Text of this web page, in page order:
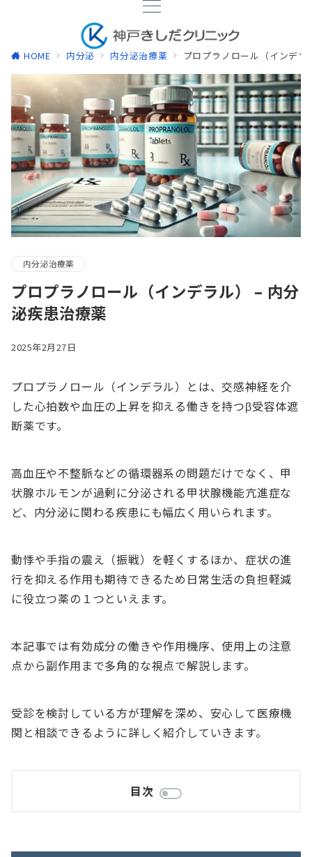
HOME 内分泌 内分泌治療薬 プロプラノロール（インデ
内分泌治療薬
プロプラノロール（インデラル） – 内分
泌疾患治療薬
2025年2月27日
プロプラノロール（インデラル）とは、交感神経を介
した心拍数や血圧の上昇を抑える働きを持つβ受容体遮
断薬です。
高血圧や不整脈などの循環器系の問題だけでなく、甲
状腺ホルモンが過剰に分泌される甲状腺機能亢進症な
ど、内分泌に関わる疾患にも幅広く用いられます。
動悸や手指の震え（振戦）を軽くするほか、症状の進
行を抑える作用も期待できるため日常生活の負担軽減
に役立つ薬の１つといえます。
本記事では有効成分の働きや作用機序、使用上の注意
点から副作用まで多角的な視点で解説します。
受診を検討している方が理解を深め、安心して医療機
関と相談できるように詳しく紹介していきます。
目次